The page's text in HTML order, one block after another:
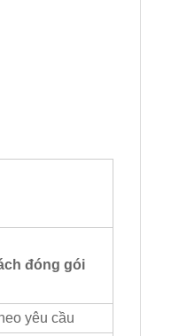
đóng gói
yêu cầu